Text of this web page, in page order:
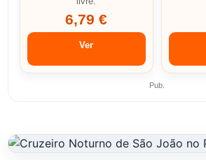
6,79 €
Ver
Pub.